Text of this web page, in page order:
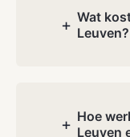
Wat
Leuven?
+
gratis
Hoe
Leuven
+